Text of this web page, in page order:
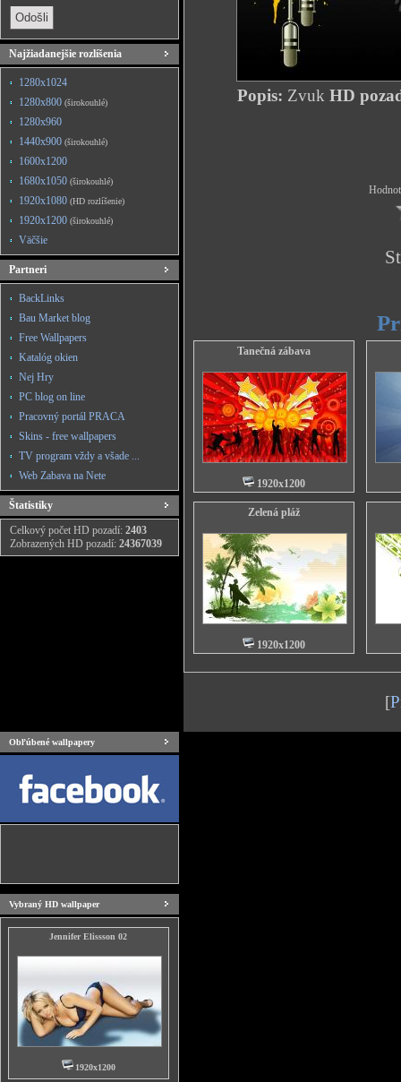
Najžiadanejšie rozlíšenia
1280x1024
1280x800 (širokouhlé)
1280x960
1440x900 (širokouhlé)
1600x1200
1680x1050 (širokouhlé)
1920x1080 (HD rozlíšenie)
1920x1200 (širokouhlé)
Väčšie
Partneri
BackLinks
Bau Market blog
Free Wallpapers
Katalóg okien
Nej Hry
PC blog on line
Pracovný portál PRACA
Skins - free wallpapers
TV program vždy a všade ...
Web Zabava na Nete
Štatistiky
Celkový počet HD pozadí: 2403
Zobrazených HD pozadí: 24367039
Popis: Zvuk HD
Tanečná zábava
1920x1200
Zelená pláž
1920x1200
[
Obľúbené wallpapery
Vybraný HD wallpaper
Jennifer Elissson 02
1920x1200